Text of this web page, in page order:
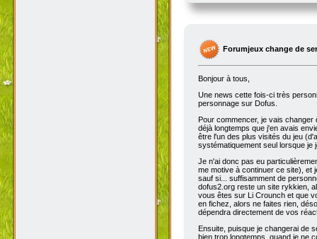
Forumjeux change de
Bonjour à tous,
Une news cette fois-ci très
personnage sur Dofus.
Pour commencer, je vais
déjà longtemps que j'en avais
être l'un des plus visités du jeu
systématiquement seul lorsque je
Je n'ai donc pas eu
me motive à continuer ce site), et
sauf si... suffisamment de
dofus2.org reste un site rykkien,
vous êtes sur Li Crounch et que
en fichez, alors ne faites rien,
dépendra directement de vos
Ensuite, puisque je changerai de
bien trop longtemps, quand je ne